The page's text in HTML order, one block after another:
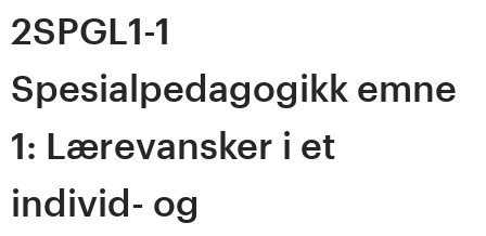
d
k
a
2SPGL1-1
Spesialpedagogikk emne
1: Lærevansker i et
individ- og